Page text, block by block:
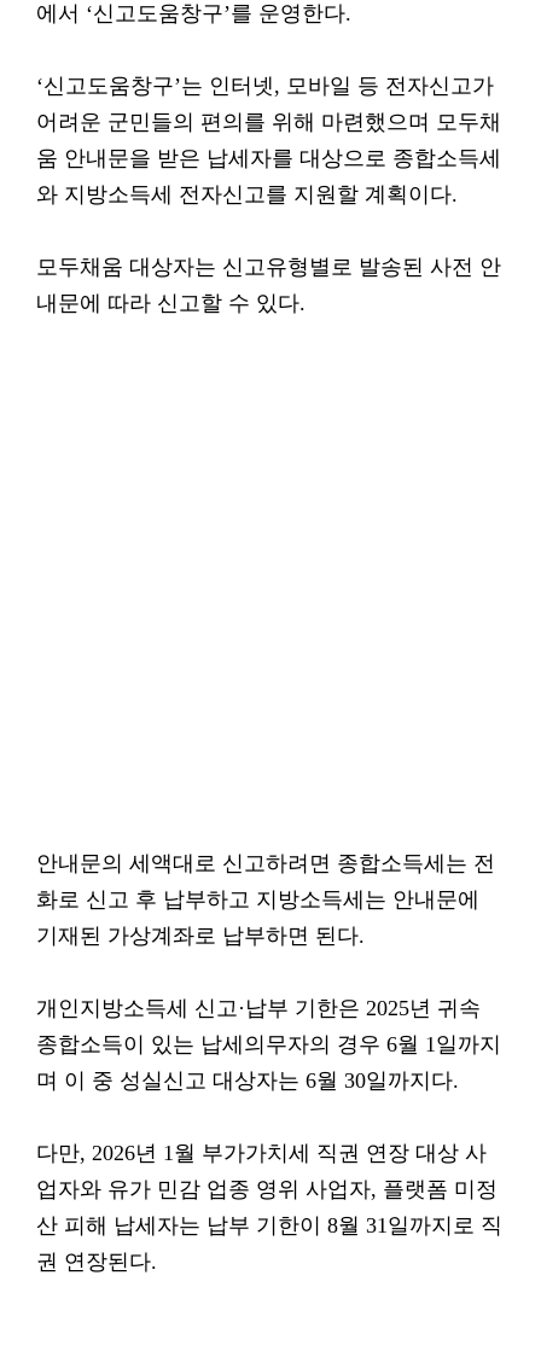
에서 ‘신고도움창구’를 운영한다.
‘신고도움창구’는 인터넷, 모바일 등 전자신고가
어려운 군민들의 편의를 위해 마련했으며 모두채
움 안내문을 받은 납세자를 대상으로 종합소득세
와 지방소득세 전자신고를 지원할 계획이다.
모두채움 대상자는 신고유형별로 발송된 사전 안
내문에 따라 신고할 수 있다.
안내문의 세액대로 신고하려면 종합소득세는 전
화로 신고 후 납부하고 지방소득세는 안내문에
기재된 가상계좌로 납부하면 된다.
개인지방소득세 신고·납부 기한은 2025년 귀속
종합소득이 있는 납세의무자의 경우 6월 1일까지
며 이 중 성실신고 대상자는 6월 30일까지다.
다만, 2026년 1월 부가가치세 직권 연장 대상 사
업자와 유가 민감 업종 영위 사업자, 플랫폼 미정
산 피해 납세자는 납부 기한이 8월 31일까지로 직
권 연장된다.